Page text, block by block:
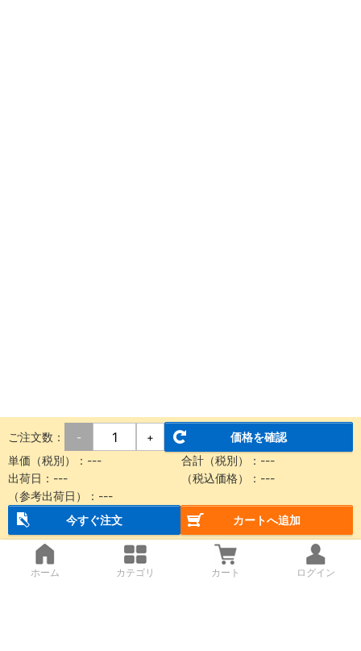
ご注文数： - +
価格を確認
単価（税別）： --- 合計（税別）： ---
出荷日： --- （税込価格）： ---
（参考出荷日）： ---
今すぐ注文
カートへ追加
ホーム カテゴリ カート ログイン